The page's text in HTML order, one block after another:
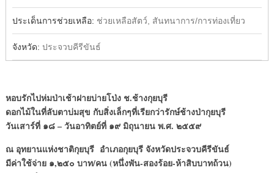
ประเด็นการช่วยเหลือ: ช่วยเหลือสัตว์, สันทนาการ/การท่องเที่ยว
จังหวัด: ประจวบคีรีขันธ์
หอบรักไปห่มป่าเช้าฝายบ่ายโป่ง ช.ช้างกุยบุรี
ดอกไม้ในที่ลับตาบ่มสุข กับสิ่งเล็กๆที่เรียกว่ารักษ์ช้างป่ากุยบุรี
วันเสาร์ที่ ๑๘– วันอาทิตย์ที่ ๑๙ มิถุนายน พ.ศ. ๒๕๕๙
ณ อุทยานแห่งชาติกุยบุรี อำเภอกุยบุรี จังหวัดประจวบคีรีขันธ์
มีค่าใช้จ่าย ๑,๒๕๐ บาท/คน (หนึ่งพัน-สองร้อย-ห้าสิบบาทถ้วน)